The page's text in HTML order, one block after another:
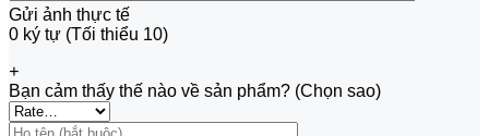
Gửi ảnh thực tế
0 ký tự (Tối thiểu 10)
+
Bạn cảm thấy thế nào về sản phẩm? (Chọn sao)